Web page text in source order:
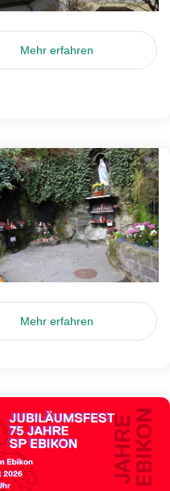
Mehr erfahren
Mehr erfahren